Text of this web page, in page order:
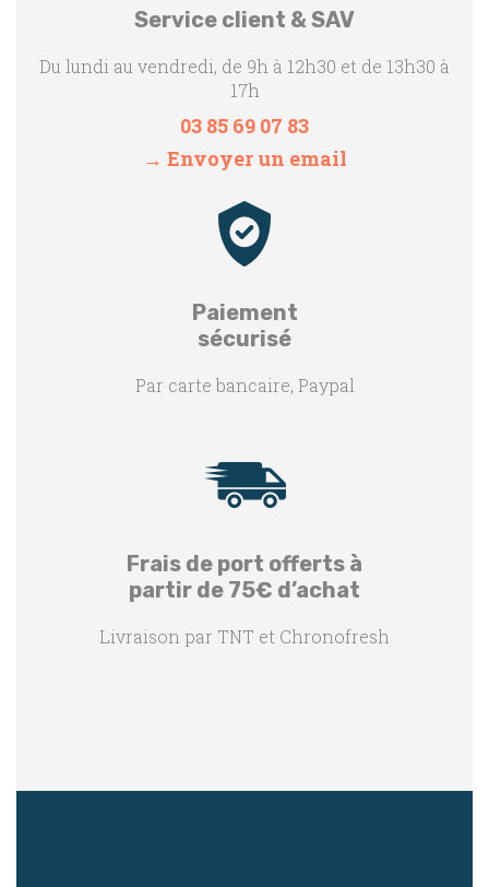
Service client & SAV
Du lundi au vendredi, de 9h à 12h30 et de 13h30 à
17h
03 85 69 07 83
→ Envoyer un email
Paiement
sécurisé
Par carte bancaire, Paypal
Frais de port offerts à
partir de 75€ d’achat
Livraison par TNT et Chronofresh